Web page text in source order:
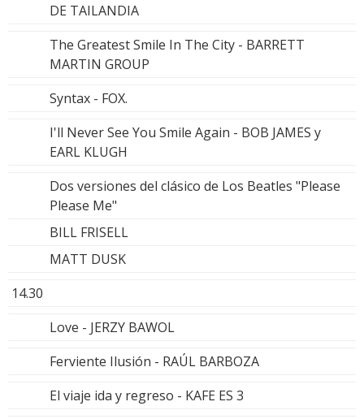
DE TAILANDIA
The Greatest Smile In The City - BARRETT
MARTIN GROUP
Syntax - FOX.
I'll Never See You Smile Again - BOB JAMES y
EARL KLUGH
Dos versiones del clásico de Los Beatles "Please
Please Me"
BILL FRISELL
MATT DUSK
14.30
Love - JERZY BAWOL
Ferviente Ilusión - RAÚL BARBOZA
El viaje ida y regreso - KAFE ES 3